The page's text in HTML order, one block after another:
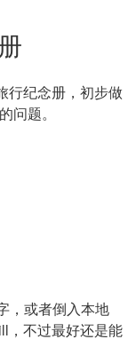
行纪念册，初步做
问题。
，或者倒入本地
，不过最好还是能